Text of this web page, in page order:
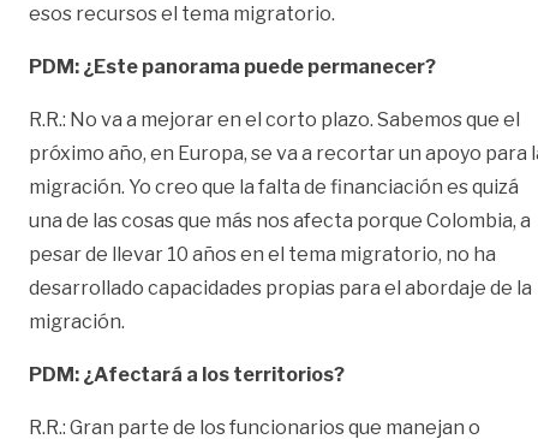
esos recursos el tema migratorio.
PDM: ¿Este panorama puede permanecer?
R.R.: No va a mejorar en el corto plazo. Sabemos que el
próximo año, en Europa, se va a recortar un apoyo para
migración. Yo creo que la falta de financiación es quizá
una de las cosas que más nos afecta porque Colombia, a
pesar de llevar 10 años en el tema migratorio, no ha
desarrollado capacidades propias para el abordaje de la
migración.
PDM: ¿Afectará a los territorios?
R.R.: Gran parte de los funcionarios que manejan o